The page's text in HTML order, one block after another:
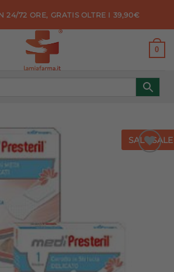
24/72 ORE, GRATIS OLTRE I 39,90€
0
SALE SALE